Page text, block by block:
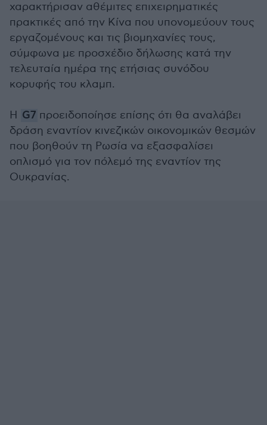
χαρακτήρισαν αθέμιτες επιχειρηματικές
πρακτικές από την Κίνα που υπονομεύουν τους
εργαζομένους και τις βιομηχανίες τους,
σύμφωνα με προσχέδιο δήλωσης κατά την
τελευταία ημέρα της ετήσιας συνόδου
κορυφής του κλαμπ.
Η G7 προειδοποίησε επίσης ότι θα αναλάβει
δράση εναντίον κινεζικών οικονομικών θεσμών
που βοηθούν τη Ρωσία να εξασφαλίσει
οπλισμό για τον πόλεμό της εναντίον της
Ουκρανίας.